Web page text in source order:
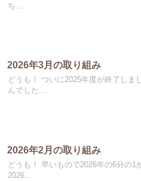
ち...
2026年3月の取り組み
どうも！ ついに2025年度が終了しま
んでした...
2026年2月の取り組み
どうも！ 早いもので2026年の6分の
2026...